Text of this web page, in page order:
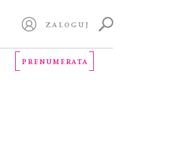
ZALOGUJ
PRENUMERATA